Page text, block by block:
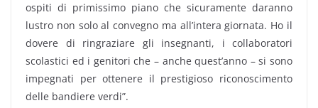
ospiti di primissimo piano che sicuramente daranno
lustro non solo al convegno ma all’intera giornata. Ho il
dovere di ringraziare gli insegnanti, i collaboratori
scolastici ed i genitori che – anche quest’anno – si sono
impegnati per ottenere il prestigioso riconoscimento
delle bandiere verdi”.